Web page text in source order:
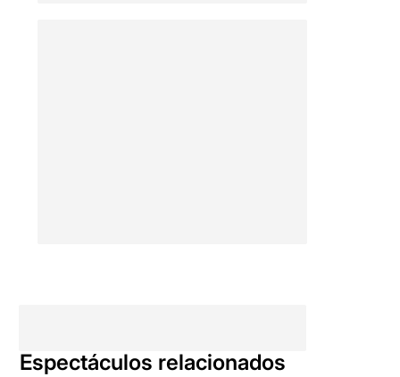
Espectáculos relacionados